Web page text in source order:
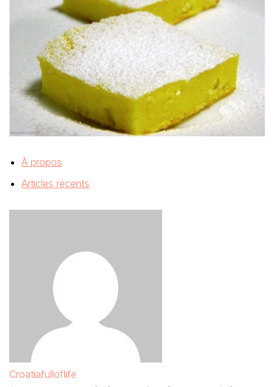
À propos
Articles récents
Croatiafulloflife